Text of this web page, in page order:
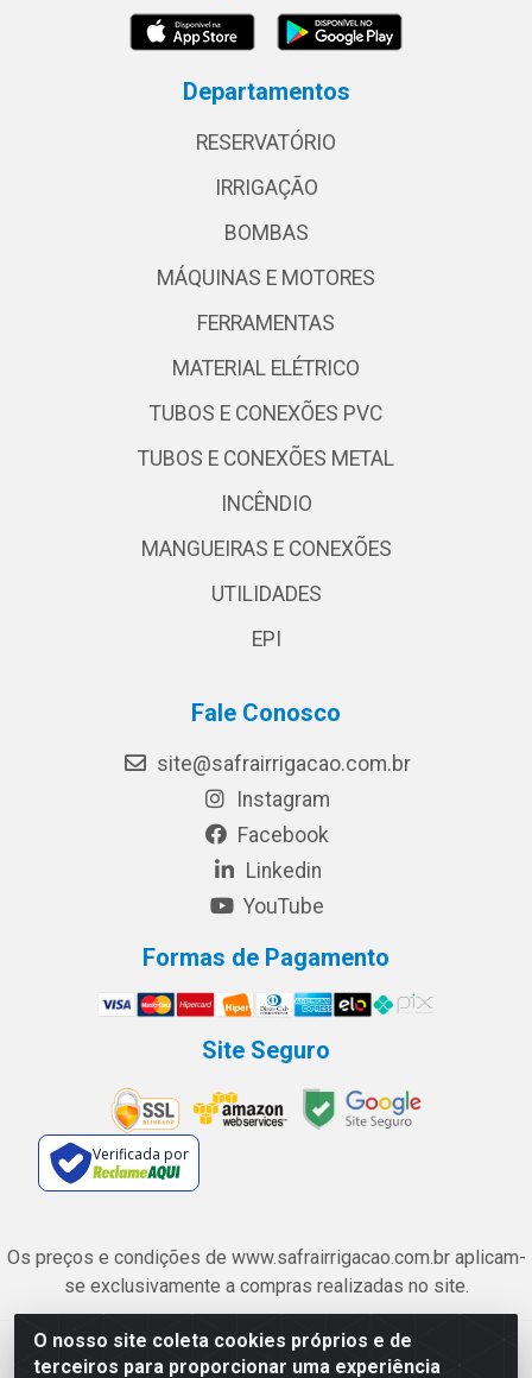
O nosso site coleta cookies próprios e de
terceiros para proporcionar uma experiência
Departamentos
RESERVATÓRIO
IRRIGAÇÃO
BOMBAS
MÁQUINAS E MOTORES
FERRAMENTAS
MATERIAL ELÉTRICO
TUBOS E CONEXÕES PVC
TUBOS E CONEXÕES METAL
INCÊNDIO
MANGUEIRAS E CONEXÕES
UTILIDADES
EPI
Fale Conosco
site@safrairrigacao.com.br
Instagram
Facebook
Linkedin
YouTube
Formas de Pagamento
Site Seguro
Verificada por
Os preços e condições de www.safrairrigacao.com.br aplicam-
se exclusivamente a compras realizadas no site.
Safra Agrícola e Pecuária LTDA - Avenida Castelo Branco, 5330 -